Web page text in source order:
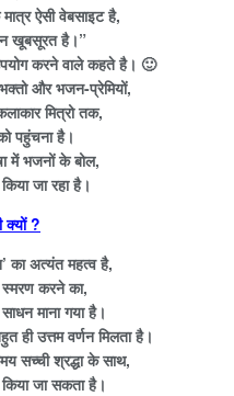
ऐसी वेबसाइट है,
खूबसूरत है।”
करने वाले कहते है। 🙂
और भजन-प्रेमियों,
मित्रो तक,
पहुंचना है।
में भजनों के बोल,
जा रहा है।
क्यों ?
का अत्यंत महत्व है,
करने का,
माना गया है।
ही उत्तम वर्णन मिलता है।
सच्ची श्रद्धा के साथ,
जा सकता है।